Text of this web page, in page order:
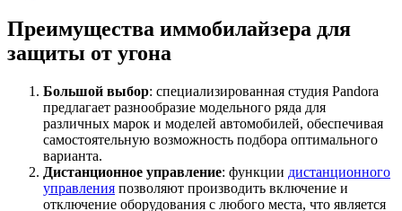
Преимущества иммобилайзера для
защиты от угона
Большой выбор: специализированная студия Pandora
предлагает разнообразие модельного ряда для
различных марок и моделей автомобилей, обеспечивая
самостоятельную возможность подбора оптимального
варианта.
Дистанционное управление: функции дистанционного
управления позволяют производить включение и
отключение оборудования с любого места, что является